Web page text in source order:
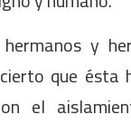
y
que ésta
el